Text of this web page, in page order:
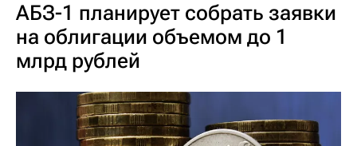
АБЗ-1 планирует собрать заявки
на облигации объемом до 1
млрд рублей